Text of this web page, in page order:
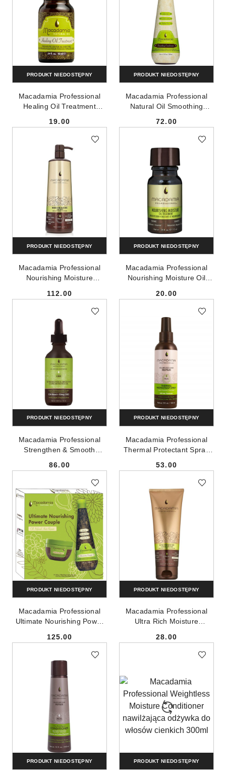
Macadamia Professional
Healing Oil Treatment
włosów 10ml
Cena:
19.00
PRODUKT NIEDOSTĘPNY
Macadamia Professional
Natural Oil Smoothing
odżywka do włosów 300ml
Cena:
72.00
PRODUKT NIEDOSTĘPNY
Macadamia Professional
Nourishing Moisture
odżywka do włosów suchych
Cena:
112.00
PRODUKT NIEDOSTĘPNY
Macadamia Professional
Nourishing Moisture Oil
olejek do włosów 10ml
Cena:
20.00
PRODUKT NIEDOSTĘPNY
Macadamia Professional
Strengthen & Smooth
skoncentrowany olejek do
włosów i skóry głowy 53ml
Cena:
86.00
PRODUKT NIEDOSTĘPNY
Macadamia Professional
Thermal Protectant Spray
włosów 148ml
Cena:
53.00
PRODUKT NIEDOSTĘPNY
Macadamia Professional
Ultimate Nourishing Power
odmładzający 300ml +
regenerująca 236ml
Cena:
125.00
PRODUKT NIEDOSTĘPNY
Macadamia Professional
Ultra Rich Moisture
oczyszczająca odżywka do
włosów grubych i kręconych
Cena:
28.00
PRODUKT NIEDOSTĘPNY
PRODUKT NIEDOSTĘPNY PRODUKT NIEDOSTĘPNY